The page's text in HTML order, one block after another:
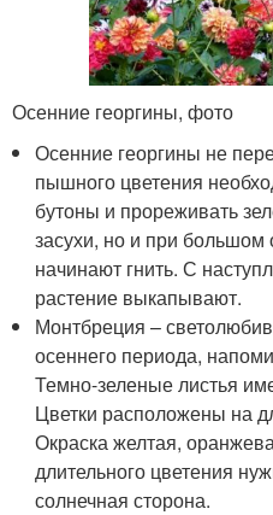
Осенние георгины, фото
Осенние георгины не
пышного цветения
бутоны и прореживать
засухи, но и при
начинают гнить. С
растение выкапывают.
Монтбреция –
осеннего периода,
Темно-зеленые листья
Цветки расположены на
Окраска желтая,
длительного цветения
солнечная сторона.